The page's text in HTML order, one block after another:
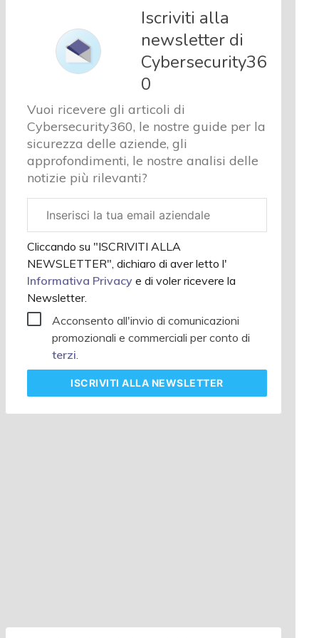
sicurezza
e privacy
Chi
siamo
Iscriviti alla
newsletter di
Cybersecurity36
0
Vuoi ricevere gli articoli di
Cybersecurity360, le nostre guide per la
sicurezza delle aziende, gli
approfondimenti, le nostre analisi delle
notizie più rilevanti?
aziendale
Cliccando su "ISCRIVITI ALLA
NEWSLETTER", dichiaro di aver letto l'
Informativa Privacye di voler ricevere la
Newsletter.
Acconsento all'invio di comunicazioni
promozionali e commerciali per conto di
terzi.
ISCRIVITIALLA NEWSLETTER